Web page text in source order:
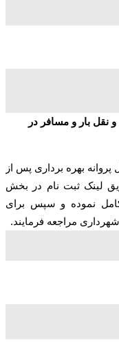
نقل بار و مسافر در
بهره برداری پس از
لینک ثبت نام در بخش
نموده و سپس برای
مراجعه فرمایند.